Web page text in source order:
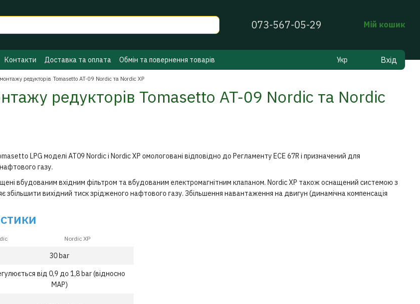
073-567-05-29 Мій кошик
Контакти Доставка та оплата
Обмін та повернення товарів
конфіденційності Бренди
Укр Вхід
редукторів Tomasetto AT-09 Nordic та Nordic XP
редукторів Tomasetto AT-09 Nordic та Nordic
LPG моделі AT09 Nordic і Nordic XP омологовані відповідно до Регламенту ECE 67R і призначений для
газу.
вбудованим вхідним фільтром та вбудованим електромагнітним клапаном. Nordic XP також оснащений системою з
вихідний тиск зрідженого нафтового газу. Збільшення навантаження на двигун (динамічна компенсація
Nordic XP
30 bar
від 0,9 до 1,8 bar (відносно
MAP)